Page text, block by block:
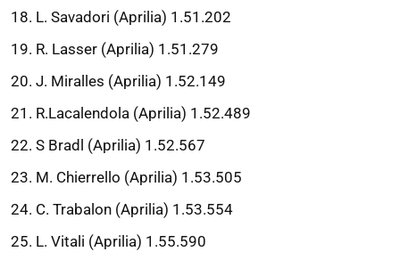
L. Savadori (Aprilia) 1.51.202
R. Lasser (Aprilia) 1.51.279
J. Miralles (Aprilia) 1.52.149
R.Lacalendola (Aprilia) 1.52.489
S Bradl (Aprilia) 1.52.567
M. Chierrello (Aprilia) 1.53.505
C. Trabalon (Aprilia) 1.53.554
L. Vitali (Aprilia) 1.55.590